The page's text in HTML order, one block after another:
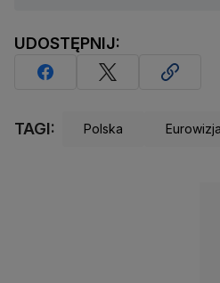
UDOSTĘPNIJ:
TAGI: Polska Eurowizja